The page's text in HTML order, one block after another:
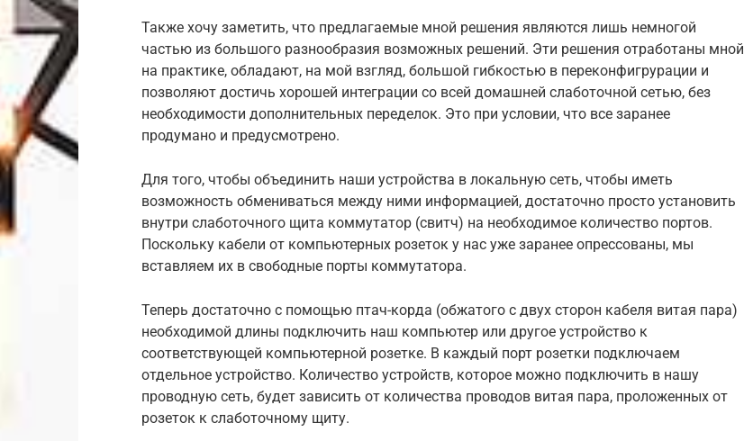
Также хочу заметить, что предлагаемые мной решения являются лишь немногой
частью из большого разнообразия возможных решений. Эти решения отработаны мной
на практике, обладают, на мой взгляд, большой гибкостью в переконфигрурации и
позволяют достичь хорошей интеграции со всей домашней слаботочной сетью, без
необходимости дополнительных переделок. Это при условии, что все заранее
продумано и предусмотрено.
Для того, чтобы объединить наши устройства в локальную сеть, чтобы иметь
возможность обмениваться между ними информацией, достаточно просто установить
внутри слаботочного щита коммутатор (свитч) на необходимое количество портов.
Поскольку кабели от компьютерных розеток у нас уже заранее опрессованы, мы
вставляем их в свободные порты коммутатора.
Теперь достаточно с помощью птач-корда (обжатого с двух сторон кабеля витая пара)
необходимой длины подключить наш компьютер или другое устройство к
соответствующей компьютерной розетке. В каждый порт розетки подключаем
отдельное устройство. Количество устройств, которое можно подключить в нашу
проводную сеть, будет зависить от количества проводов витая пара, проложенных от
розеток к слаботочному щиту.